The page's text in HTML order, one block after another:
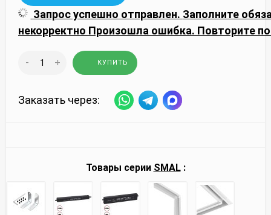
Запрос успешно отправлен. Заполните
некорректно Произошла ошибка. Повторите
- + КУПИТЬ
Заказать через:
Товары серии SMAL: